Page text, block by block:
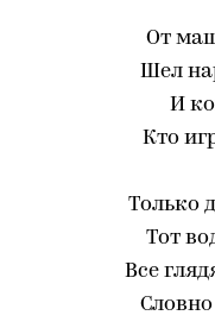
От
Шел
И
Кто
Только
Тот
Все